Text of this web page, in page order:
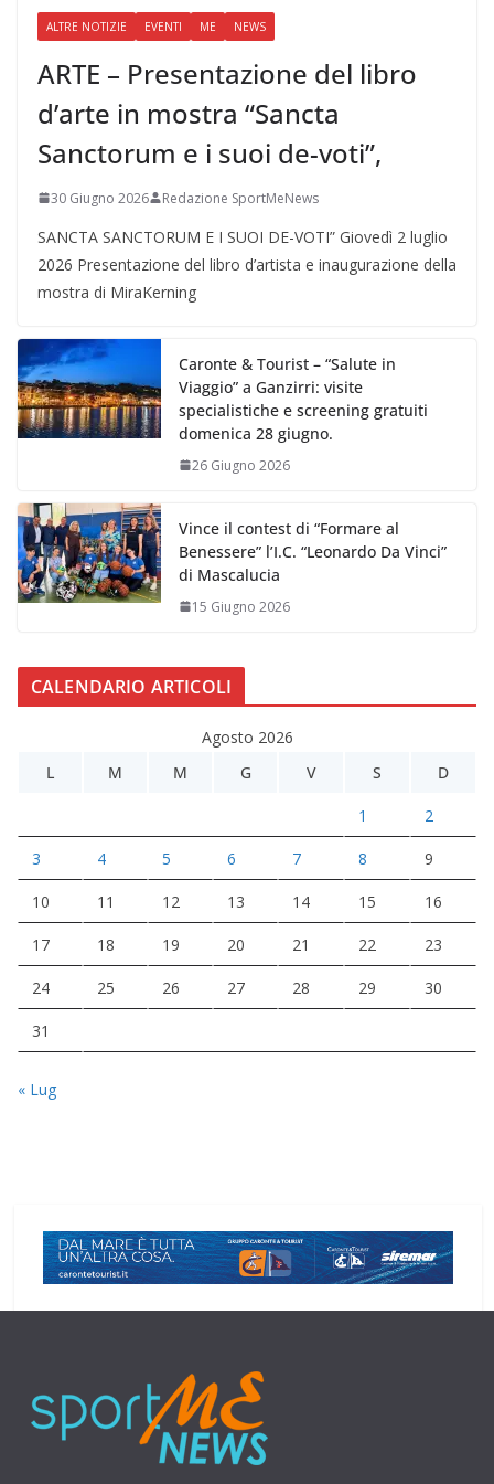
ALTRE NOTIZIE EVENTI ME NEWS
ARTE – Presentazione del libro
d’arte in mostra “Sancta
Sanctorum e i suoi de-voti”,
30 Giugno 2026 Redazione SportMeNews
SANCTA SANCTORUM E I SUOI DE-VOTI” Giovedì 2 luglio
2026 Presentazione del libro d’artista e inaugurazione della
mostra di MiraKerning
Caronte & Tourist – “Salute in
Viaggio” a Ganzirri: visite
specialistiche e screening gratuiti
domenica 28 giugno.
26 Giugno 2026
Vince il contest di “Formare al
Benessere” l’I.C. “Leonardo Da Vinci”
di Mascalucia
15 Giugno 2026
CALENDARIO ARTICOLI
Agosto 2026
L
M M G V S D
1 2
3 4 5 6 7 8 9
10 11 12 13 14 15 16
17 18 19 20 21 22 23
24 25 26 27 28 29 30
31
« Lug